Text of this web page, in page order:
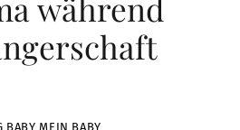
während
BABY MEIN BABY